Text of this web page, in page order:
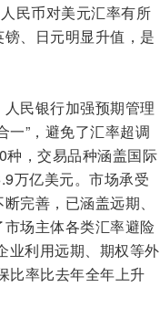
民币对美元汇率有所
、日元明显升值，是
民银行加强预期管理
一”，避免了汇率超调
种，交易品种涵盖国际
万亿美元。市场承受
完善，已涵盖远期、
场主体各类汇率避险
业利用远期、期权等外
比率比去年全年上升